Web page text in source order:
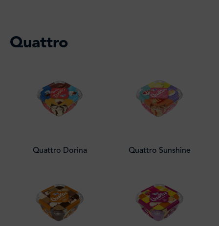
Quattro
Quattro Dorina Quattro Sunshine